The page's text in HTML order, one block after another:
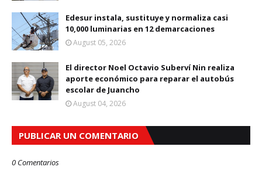
Edesur instala, sustituye y normaliza casi
10,000 luminarias en 12 demarcaciones
August 05, 2026
El director Noel Octavio Suberví Nin realiza
aporte económico para reparar el autobús
escolar de Juancho
August 04, 2026
PUBLICAR UN COMENTARIO
0 Comentarios